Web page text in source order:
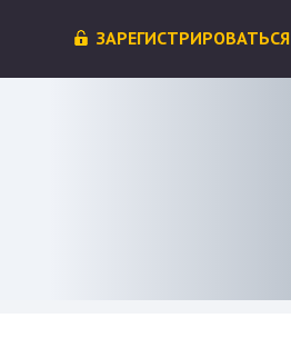
ЗАРЕГИСТРИРОВАТЬСЯ